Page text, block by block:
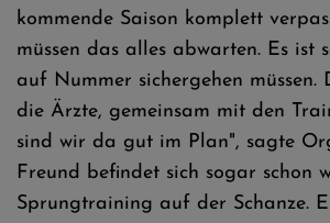
kommende Saison komplett
müssen das alles abwarten. Es ist
auf Nummer sichergehen müssen.
die Ärzte, gemeinsam mit den
sind wir da gut im Plan", sagte
Freund befindet sich sogar schon
Sprungtraining auf der Schanze.